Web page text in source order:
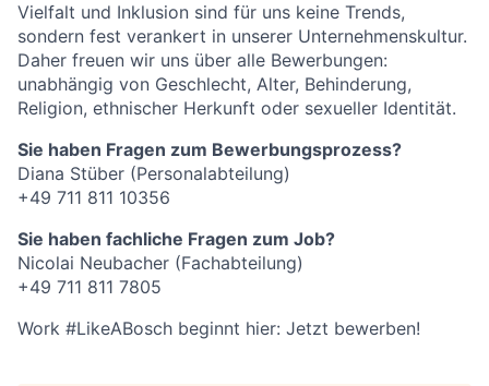
Vielfalt und Inklusion sind für uns keine Trends,
sondern fest verankert in unserer Unternehmenskultur.
Daher freuen wir uns über alle Bewerbungen:
unabhängig von Geschlecht, Alter, Behinderung,
Religion, ethnischer Herkunft oder sexueller Identität.
Sie haben Fragen zum Bewerbungsprozess?
Diana Stüber (Personalabteilung)
+49 711 811 10356
Sie haben fachliche Fragen zum Job?
Nicolai Neubacher (Fachabteilung)
+49 711 811 7805
Work #LikeABosch beginnt hier: Jetzt bewerben!